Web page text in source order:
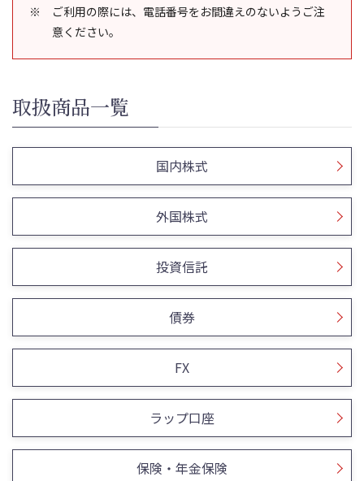
ご利用の際には、電話番号をお間違えのないようご注
意ください。
取扱商品一覧
国内株式
外国株式
投資信託
債券
FX
ラップ口座
保険・年金保険